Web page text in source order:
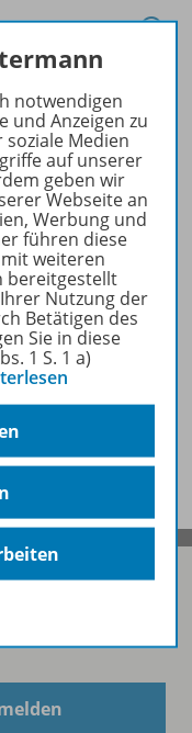
notwendigen
und Anzeigen zu
Medien
auf unserer
geben wir
Webseite an
Werbung und
führen diese
weiteren
bereitgestellt
Nutzung der
Betätigen des
Sie in diese
1 S. 1 a)